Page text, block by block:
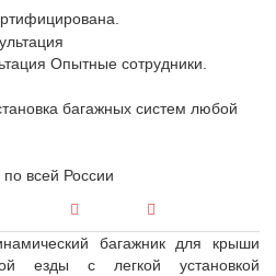
Опытные сотрудники.
багажных систем любой
всей России
багажник для крыши
езды с легкой установкой